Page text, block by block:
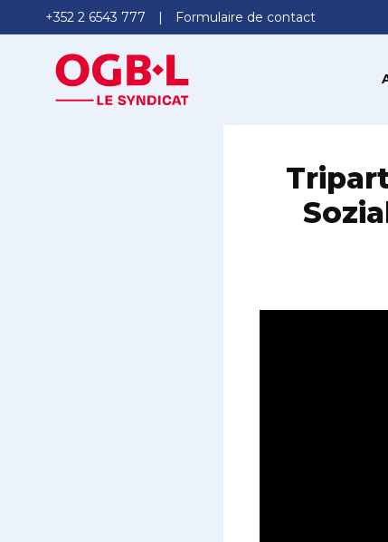
+352 2 6543 777 Formulaire de contact